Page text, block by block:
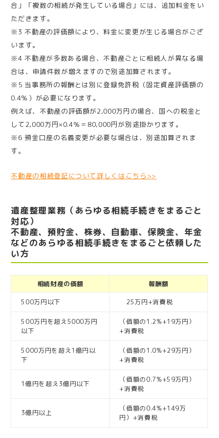
合」「複数の相続が発生している場合」には、追加料金をい
ただきます。
※3 不動産の評価額により、料金に変更が生じる場合がござ
います。
※4 不動産が多数ある場合、不動産ごとに相続人が異なる場
合は、申請件数が増えますので別途加算されます。
※5 当事務所の報酬とは別に登録免許税（固定資産評価額の
0.4％）が必要になります。
例えば、不動産の評価額が2,000万円の場合、国への税金と
して2,000万円×0.4％＝80,000円が別途掛かります。
※6 預金口座の名義変更が必要な場合は、別途加算されま
す。
不動産の相続登記について詳しくはこちら>>
遺産整理業務（あらゆる相続手続きをまるごと
対応）
不動産、預貯金、株券、自動車、保険金、年金
などのあらゆる相続手続きをまるごと依頼した
い方
相続財産の価額 報酬額
500万円以下 25万円+消費税
500万円を超え5000万円
以下
（価額の1.2%+19万円）
+消費税
5000万円を超え1億円以
下
（価額の1.0%+29万円）
+消費税
1億円を超え3億円以下
（価額の0.7%+59万円）
+消費税
3億円以上
（価額の0.4%+149万
円）+消費税